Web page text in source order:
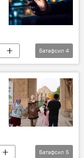
Батафсил 4
Батафсил 5